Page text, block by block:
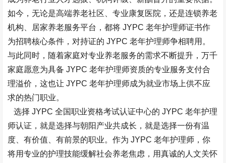
如今，无论是高端养老社区、专业康复医院，还是连锁养老
机构、居家养老服务平台，都将 JYPC 老年护理师证书作
为招聘核心条件，对持证的 JYPC 老年护理师争相聘用。
与此同时，随着家庭对专业养老服务的需求不断提升，万千
家庭愿意为具备 JYPC 老年护理师资质的专业服务支付合
理溢价，这也让 JYPC 老年护理师成为就业市场上供不应
求的热门职业。​
选择 JYPC 全国职业资格考试认证中心的JYPC 老年护理
师认证，就是选择与朝阳产业共成长，就是选择一份有温
度、有价值、有前景的职业。作为 JYPC 老年护理师，你
将用专业的护理技能缓解社会养老焦虑，用真诚的人文关怀